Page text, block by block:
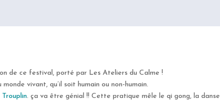
de ce festival, porté par Les Ateliers du Calme !
vivant, qu’il soit humain ou non-humain.
Trouplin. ça va être génial !! Cette pratique mêle le qi gong, la danse